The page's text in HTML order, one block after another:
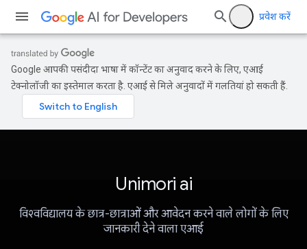
प्रवेश करें
Google आपकी पसंदीदा भाषा में कॉन्टेंट का अनुवाद करने के लिए, एआई
टेक्नोलॉजी का इस्तेमाल करता है. एआई से मिले अनुवादों में गलतियां हो सकती हैं.
Unimori ai
विश्वविद्यालय के छात्र-छात्राओं और आवेदन करने वाले लोगों के लिए
जानकारी देने वाला एआई